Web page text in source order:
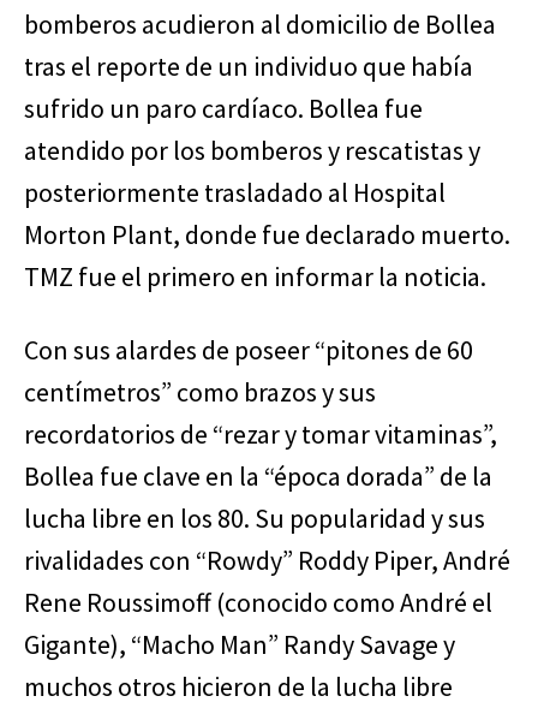
bomberos acudieron al domicilio de Bollea
tras el reporte de un individuo que había
sufrido un paro cardíaco. Bollea fue
atendido por los bomberos y rescatistas y
posteriormente trasladado al Hospital
Morton Plant, donde fue declarado muerto.
TMZ fue el primero en informar la noticia.
Con sus alardes de poseer “pitones de 60
centímetros” como brazos y sus
recordatorios de “rezar y tomar vitaminas”,
Bollea fue clave en la “época dorada” de la
lucha libre en los 80. Su popularidad y sus
rivalidades con “Rowdy” Roddy Piper, André
Rene Roussimoff (conocido como André el
Gigante), “Macho Man” Randy Savage y
muchos otros hicieron de la lucha libre